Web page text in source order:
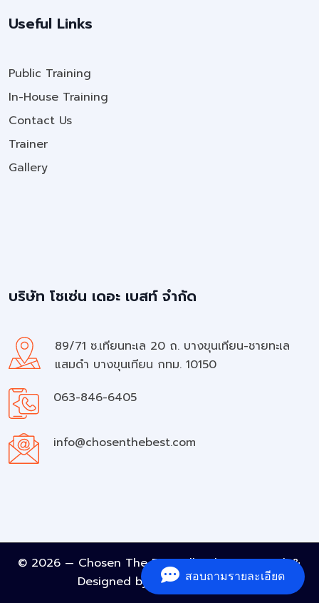
Useful Links
Public Training
In-House Training
Contact Us
Trainer
Gallery
บริษัท โชเซ่น เดอะ เบสท์ จำกัด
89/71 ซ.เทียนทะเล 20 ถ. บางขุนเทียน-ชายทะเล
แสมดำ บางขุนเทียน กทม. 10150
063-846-6405
info@chosenthebest.com
© 2026 — Chosen The Best All rights reserved. &
Designed by
A Must Element
สอบถามรายละเอียด